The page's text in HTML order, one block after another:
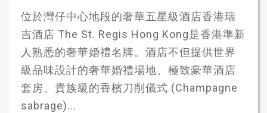
位於灣仔中心地段的奢華五星級酒店香港瑞
吉酒店 The St. Regis Hong Kong是香港準新
人熟悉的奢華婚禮名牌。酒店不但提供世界
級品味設計的奢華婚禮場地、極致豪華酒店
套房、貴族級的香檳刀削儀式 (Champagne
sabrage)...